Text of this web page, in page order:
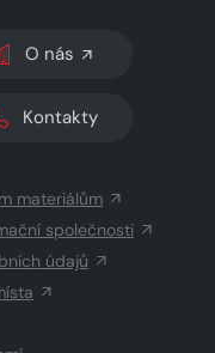
O nás
Kontakty
materiálům
společnosti
údajů